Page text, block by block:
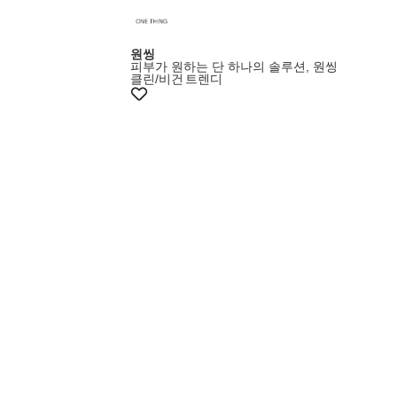
원씽
피부가 원하는 단 하나의 솔루션, 원씽
클린/비건 트렌디